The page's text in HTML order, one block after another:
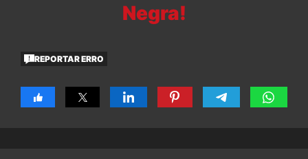
Negra!
REPORTAR ERRO